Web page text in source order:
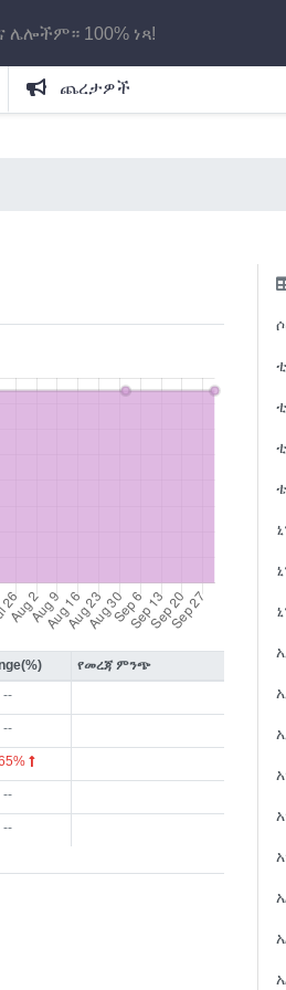
ሌሎችም። 100% ነጻ!
ጨረታዎች
የመረጃ ምንጭ
--
--
--
--